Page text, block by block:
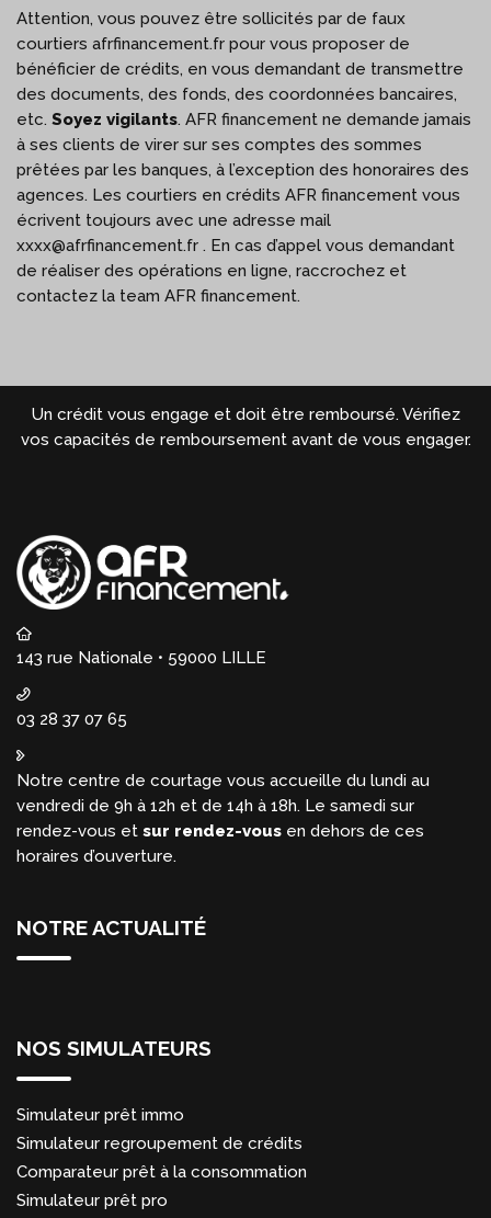
Attention, vous pouvez être sollicités par de faux
courtiers afrfinancement.fr pour vous proposer de
bénéficier de crédits, en vous demandant de transmettre
des documents, des fonds, des coordonnées bancaires,
etc. Soyez vigilants. AFR financement ne demande jamais
à ses clients de virer sur ses comptes des sommes
prêtées par les banques, à l’exception des honoraires des
agences. Les courtiers en crédits AFR financement vous
écrivent toujours avec une adresse mail
xxxx@afrfinancement.fr . En cas d’appel vous demandant
de réaliser des opérations en ligne, raccrochez et
contactez la team AFR financement.
Un crédit vous engage et doit être remboursé. Vérifiez
vos capacités de remboursement avant de vous engager.
143 rue Nationale • 59000 LILLE
03 28 37 07 65
Notre centre de courtage vous accueille du lundi au
vendredi de 9h à 12h et de 14h à 18h. Le samedi sur
rendez-vous et sur rendez-vous en dehors de ces
horaires d’ouverture.
NOTRE ACTUALITÉ
NOS SIMULATEURS
Simulateur prêt immo
Simulateur regroupement de crédits
Comparateur prêt à la consommation
Simulateur prêt pro